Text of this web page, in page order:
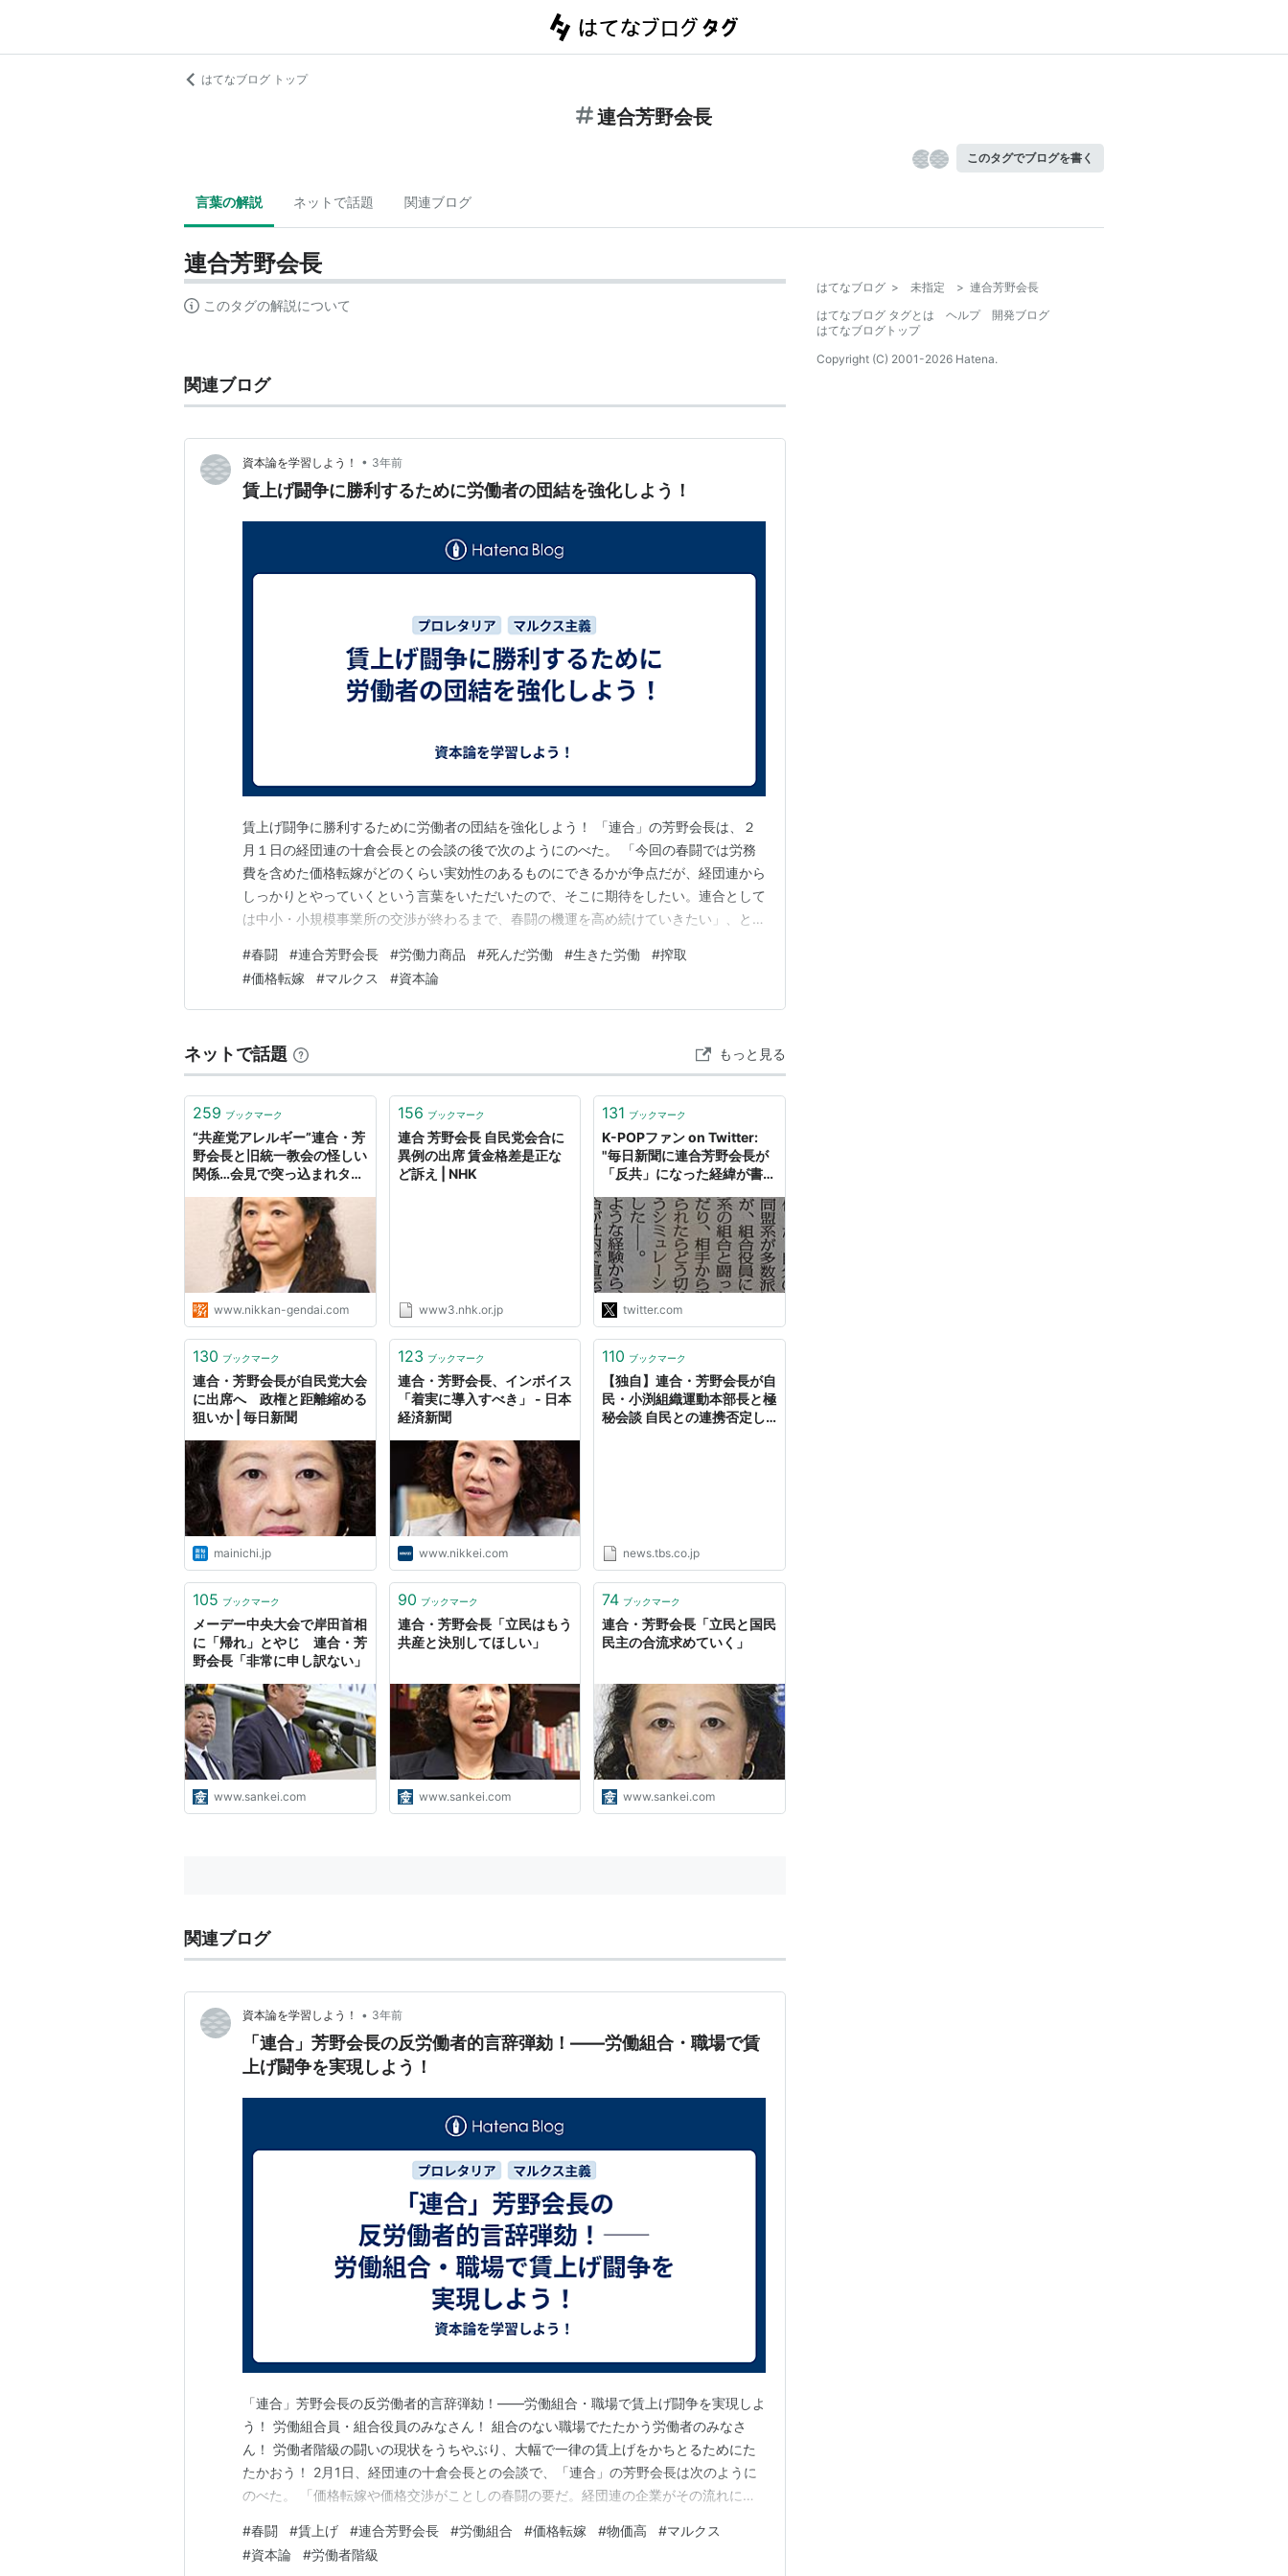
はてなブログ トップ
連合芳野会長
このタグでブログを書く
言葉の解説 ネットで話題 関連ブログ
連合芳野会長
このタグの解説について
関連ブログ
資本論を学習しよう！ • 3年前
賃上げ闘争に勝利するために労働者の団結を強化しよう！
賃上げ闘争に勝利するために労働者の団結を強化しよう！ 「連合」の芳野会長は、２
月１日の経団連の十倉会長との会談の後で次のようにのべた。 「今回の春闘では労務
費を含めた価格転嫁がどのくらい実効性のあるものにできるかが争点だが、経団連から
しっかりとやっていくという言葉をいただいたので、そこに期待をしたい。連合として
は中小・小規模事業所の交渉が終わるまで、春闘の機運を高め続けていきたい」、と。
おおい隠すための言辞である。 「労務費を含めた価格転嫁がどのくらい実効性のある
ものにできるか」だと！！ そんなことは労働者にとって…
#春闘 #連合芳野会長 #労働力商品 #死んだ労働 #生きた労働 #搾取
#価格転嫁 #マルクス #資本論
ネットで話題 もっと見る
259 ブックマーク
“共産党アレルギー”連合・芳
野会長と旧統一教会の怪しい
関係…会見で突っ込まれタジ
www.nikkan-gendai.com
156 ブックマーク
連合 芳野会長 自民党会合に
異例の出席 賃金格差是正な
ど訴え | NHK
www3.nhk.or.jp
131 ブックマーク
K-POPファン on Twitter:
"毎日新聞に連合芳野会長が
「反共」になった経緯が書い
https://t.co/f1QCyKRPlY"
twitter.com
130 ブックマーク
連合・芳野会長が自民党大会
に出席へ 政権と距離縮める
狙いか | 毎日新聞
mainichi.jp
123 ブックマーク
連合・芳野会長、インボイス
「着実に導入すべき」 - 日本
経済新聞
www.nikkei.com
110 ブックマーク
【独自】連合・芳野会長が自
民・小渕組織運動本部長と極
秘会談 自民との連携否定し
news.tbs.co.jp
105 ブックマーク
メーデー中央大会で岸田首相
に「帰れ」とやじ 連合・芳
野会長「非常に申し訳ない」
www.sankei.com
90 ブックマーク
連合・芳野会長「立民はもう
共産と決別してほしい」
www.sankei.com
74 ブックマーク
連合・芳野会長「立民と国民
民主の合流求めていく」
www.sankei.com
関連ブログ
資本論を学習しよう！ • 3年前
「連合」芳野会長の反労働者的言辞弾劾！——労働組合・職場で賃
上げ闘争を実現しよう！
「連合」芳野会長の反労働者的言辞弾劾！——労働組合・職場で賃上げ闘争を実現しよ
う！ 労働組合員・組合役員のみなさん！ 組合のない職場でたたかう労働者のみなさ
ん！ 労働者階級の闘いの現状をうちやぶり、大幅で一律の賃上げをかちとるためにた
たかおう！ 2月1日、経団連の十倉会長との会談で、「連合」の芳野会長は次のように
のべた。 「価格転嫁や価格交渉がことしの春闘の要だ。経団連の企業がその流れに先
労働者たちと労働運動を独占資本家どもと日本国家に奉仕するものへとよりいっそうが
んじがらめにしていくことを策す、労働貴族の頭目の本性…
#春闘 #賃上げ #連合芳野会長 #労働組合 #価格転嫁 #物価高 #マルクス
#資本論 #労働者階級
はてなブログ > 未指定 > 連合芳野会長
はてなブログ タグとは
ヘルプ
開発ブログ
はてなブログトップ
Copyright (C) 2001-2026 Hatena.